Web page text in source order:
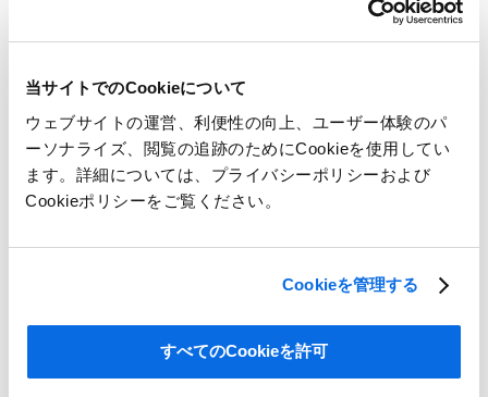
当サイトでのCookieについて
ウェブサイトの運営、利便性の向上、ユーザー体験のパ
ーソナライズ、閲覧の追跡のためにCookieを使用してい
ます。詳細については、プライバシーポリシーおよび
Cookieポリシーをご覧ください。
Cookieを管理する
すべてのCookieを許可
トレンドにあった家具やインテリア商品を提供するために